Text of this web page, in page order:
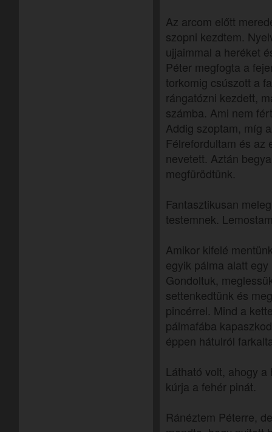
Az arcom előtt
szopni kezdtem.
ujjaimmal a heréket
Péter megfogta a
torkomig csúszott a
rángatózni kezdett,
számba. Ami nem
Addig szoptam, míg
Félrefordultam és az
nevetett. Aztán
megfürödtünk.
Fantasztikusan
testemnek.
Amikor kifelé
egyik pálma alatt
Gondoltuk,
settenkedtünk és
pincérrel. Mind a
pálmafába
éppen hátulról
Látható volt, ahogy
kúrja a fehér pinát.
Ránéztem Péterre,